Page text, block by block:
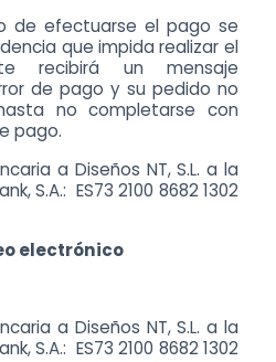
de efectuarse el pago se
que impida realizar el
recibirá un mensaje
de pago y su pedido no
no completarse con
pago.
a Diseños NT, S.L. a la
S.A.: ES73 2100 8682 1302
electrónico
a Diseños NT, S.L. a la
S.A.: ES73 2100 8682 1302